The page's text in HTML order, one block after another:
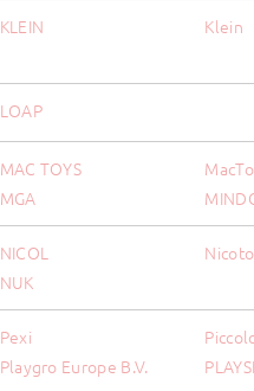
KLEIN Klein
LOAP
MAC TOYS
MGA
NICOL
NUK
Pexi
Playgro Europe B.V.